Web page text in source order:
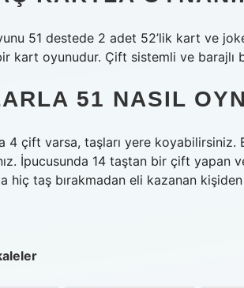
51 destede 2 adet 52’lik kart ve
kart oyunudur. Çift sistemli ve barajlı
51 NASIL
4 çift varsa, taşları yere
İpucusunda 14 taştan bir çift yapan
hiç taş bırakmadan eli kazanan